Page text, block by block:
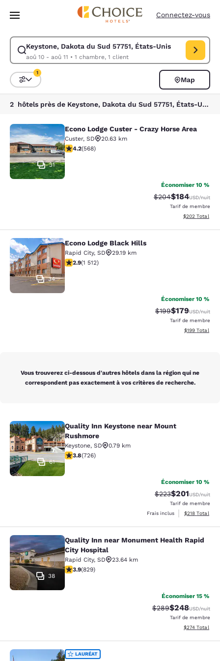
Passer à Contenu Principal
Connectez-vous
Keystone, Dakota du Sud 57751, États-Unis
aoû 10 - aoû 11 • 1 chambre, 1 client
Modifiez la recherche pour Keystone, Dakota du Sud 57751, États-
Trier et filtrer
1
Map
2 hôtels près de Keystone, Dakota du Sud 57751, États-Unis correspondant à vos filtres
Econo Lodge Custer - Crazy Horse
31
Econo Lodge Custer - Crazy Horse Area
Custer, SD
20.63 km
4.24 étoiles. Excellent. 568 commentaires
4.2(568)
Économiser 10 %
Tarif barré :
$204Tarif réduit :
$184USD/nuit
Tarif de membre
Afficher les
$202 Total
Econo Lodge Black Hills
34
Econo Lodge Black Hills
Rapid City, SD
29.19 km
2.92 étoiles. Moyen. 1512 commentaires
2.9(1 512)
Économiser 10 %
Tarif barré :
$199Tarif réduit :
$179USD/nuit
Tarif de membre
Afficher les
$199 Total
Vous trouverez ci-dessous d'autres hôtels dans la région qui ne
correspondent pas exactement à vos critères de recherche.
Quality Inn Keystone near Mount
61
Quality Inn Keystone near Mount
Rushmore
Keystone, SD
0.79 km
3.75 étoiles. Bien. 726 commentaires
3.8(726)
Économiser 10 %
Tarif barré :
$223Tarif réduit :
$201USD/nuit
Tarif de membre
Frais inclus
Afficher les
$218 Total
Quality Inn near Monument Health
38
Quality Inn near Monument Health Rapid
City Hospital
Rapid City, SD
23.64 km
3.92 étoiles. Bien. 829 commentaires
3.9(829)
Économiser 15 %
Tarif barré :
$289Tarif réduit :
$248USD/nuit
Tarif de membre
Afficher les
$274 Total
Comfort Inn & Suites Mt. Rushmore
LAURÉAT